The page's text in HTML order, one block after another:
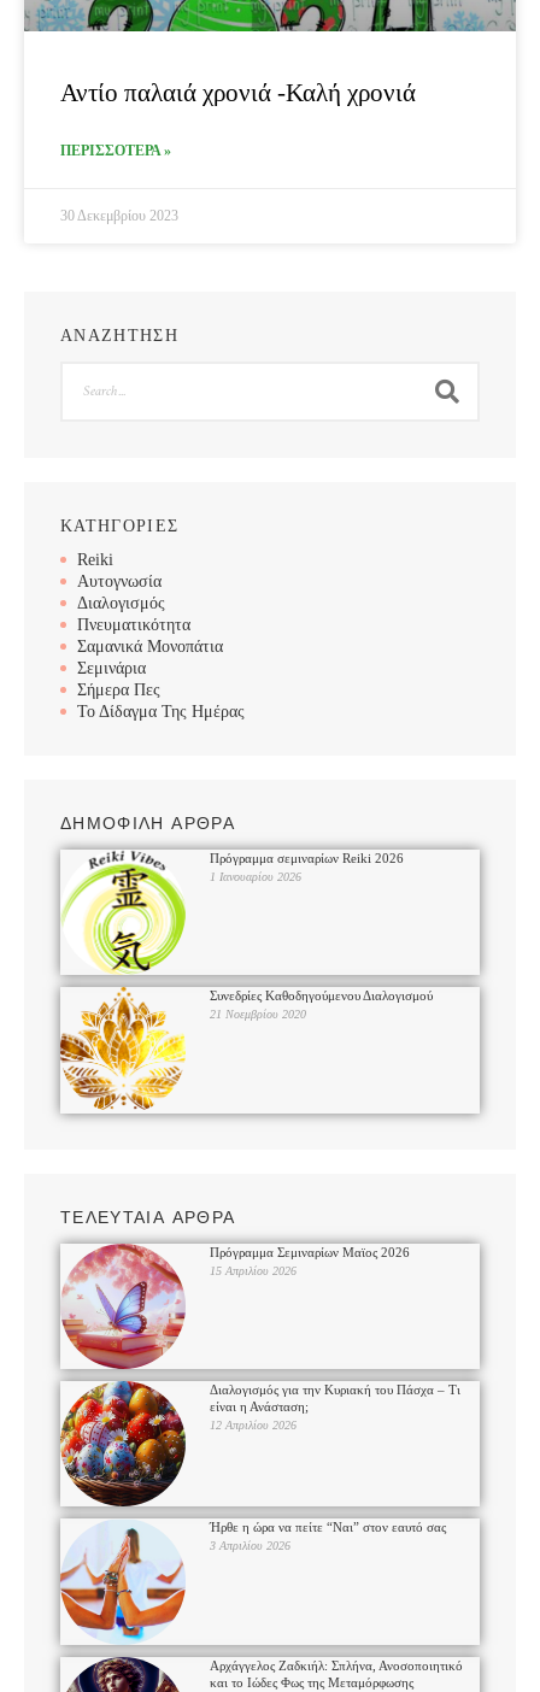
Αντίο παλαιά χρονιά -Καλή χρονιά
ΠΕΡΙΣΣΟΤΕΡΑ »
30 Δεκεμβρίου 2023
ΑΝΑΖΗΤΗΣΗ
ΚΑΤΗΓΟΡΙΕΣ
Reiki
Αυτογνωσία
Διαλογισμός
Πνευματικότητα
Σαμανικά Μονοπάτια
Σεμινάρια
Σήμερα Πες
Το Δίδαγμα Της Ημέρας
ΔΗΜΟΦΙΛΗ ΑΡΘΡΑ
Πρόγραμμα σεμιναρίων Reiki 2026
1 Ιανουαρίου 2026
Συνεδρίες Καθοδηγούμενου Διαλογισμού
21 Νοεμβρίου 2020
ΤΕΛΕΥΤΑΙΑ ΑΡΘΡΑ
Πρόγραμμα Σεμιναρίων Μαϊος 2026
15 Απριλίου 2026
Διαλογισμός για την Κυριακή του Πάσχα – Τι
είναι η Ανάσταση;
12 Απριλίου 2026
Ήρθε η ώρα να πείτε “Ναι” στον εαυτό σας
3 Απριλίου 2026
Αρχάγγελος Ζαδκιήλ: Σπλήνα, Ανοσοποιητικό
και το Ιώδες Φως της Μεταμόρφωσης